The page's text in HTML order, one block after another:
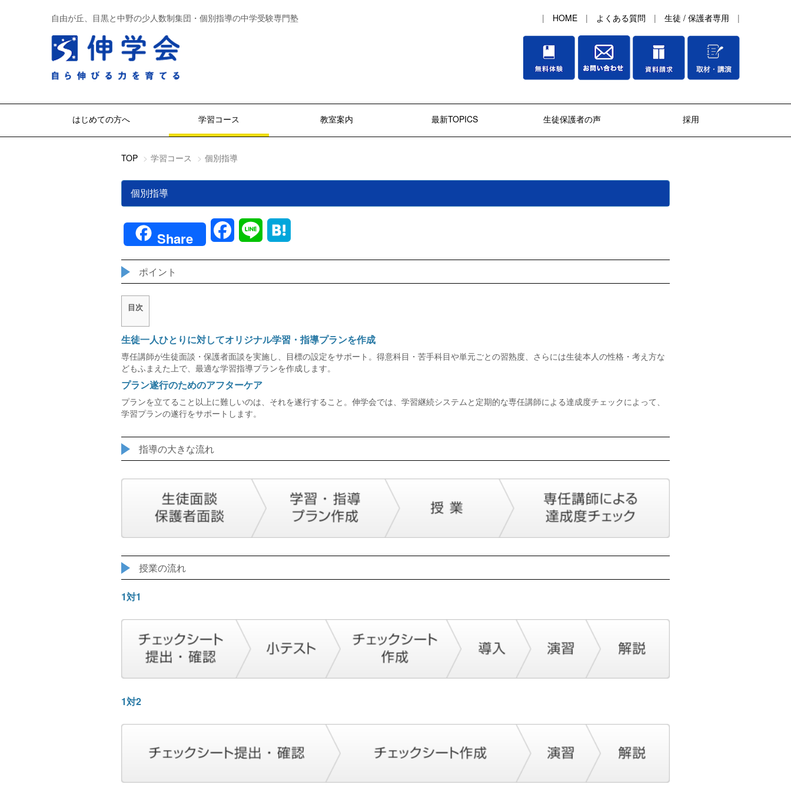
自由が丘、目黒と中野の少人数制集団・個別指導の中学受験専門塾 | HOME | よくある質問 | 生徒 / 保護者専用 |
はじめての方へ 学習コース 教室案内 最新TOPICS 生徒保護者の声 採用
TOP 学習コース 個別指導
個別指導
Share FacebookLine
ポイント
目次
生徒一人ひとりに対してオリジナル学習・指導プランを作成
専任講師が生徒面談・保護者面談を実施し、目標の設定をサポート。得意科目・苦手科目や単元ごとの習熟度、さらには生徒本人の性格・考え方な
どもふまえた上で、最適な学習指導プランを作成します。
プラン遂行のためのアフターケア
プランを立てること以上に難しいのは、それを遂行すること。伸学会では、学習継続システムと定期的な専任講師による達成度チェックによって、
学習プランの遂行をサポートします。
指導の大きな流れ
授業の流れ
1対1
1対2